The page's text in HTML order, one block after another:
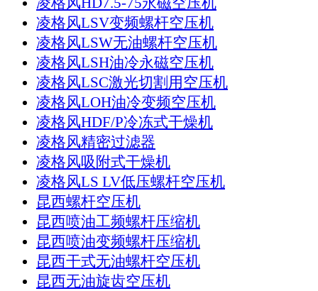
凌格风LSV变频螺杆空压机
凌格风LSW无油螺杆空压机
凌格风LSH油冷永磁空压机
凌格风LSC激光切割用空压机
凌格风LOH油冷变频空压机
凌格风HDF/P冷冻式干燥机
凌格风精密过滤器
凌格风吸附式干燥机
凌格风LS LV低压螺杆空压机
昆西螺杆空压机
昆西喷油工频螺杆压缩机
昆西喷油变频螺杆压缩机
昆西干式无油螺杆空压机
昆西无油旋齿空压机